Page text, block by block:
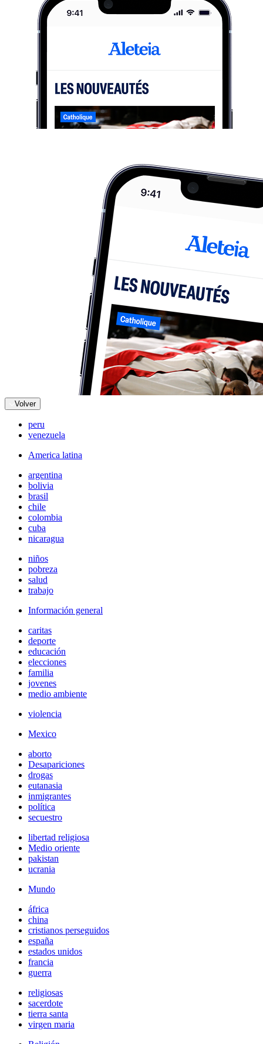
Volver
peru
venezuela
America latina
argentina
bolivia
brasil
chile
colombia
cuba
nicaragua
niños
pobreza
salud
trabajo
Información general
caritas
deporte
educación
elecciones
familia
jovenes
medio ambiente
violencia
Mexico
aborto
Desapariciones
drogas
eutanasia
inmigrantes
política
secuestro
libertad religiosa
Medio oriente
pakistan
ucrania
Mundo
áfrica
china
cristianos perseguidos
españa
estados unidos
francia
guerra
religiosas
sacerdote
tierra santa
virgen maria